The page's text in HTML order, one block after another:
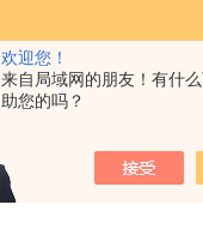
欢迎您！
来自局域网的朋友！有什
助您的吗？
当前位置：